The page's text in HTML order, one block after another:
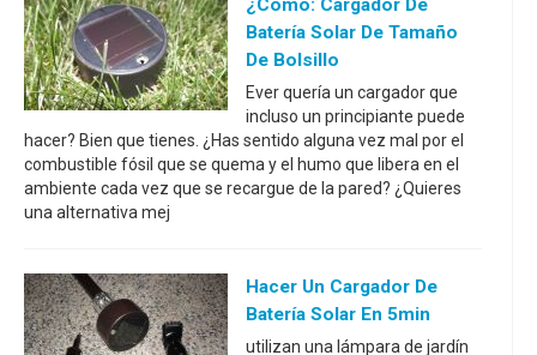
¿Cómo: Cargador De
Batería Solar De Tamaño
De Bolsillo
Ever quería un cargador que
incluso un principiante puede
hacer? Bien que tienes. ¿Has sentido alguna vez mal por el
combustible fósil que se quema y el humo que libera en el
ambiente cada vez que se recargue de la pared? ¿Quieres
una alternativa mej
Hacer Un Cargador De
Batería Solar En 5min
utilizan una lámpara de jardín